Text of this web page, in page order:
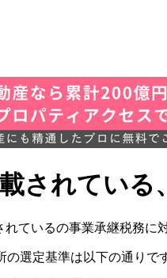
されてい
れているの事業承継税務に
選定基準は以下の通りで